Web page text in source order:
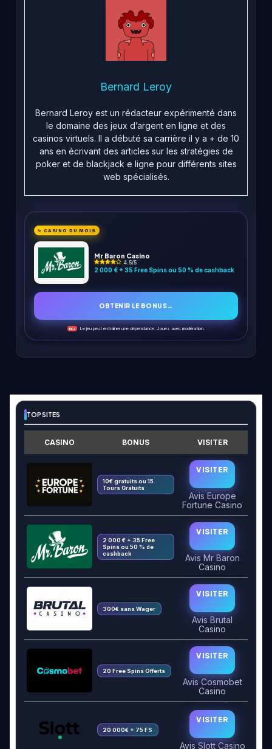
Bernard Leroy
Bernard Leroy est un rédacteur expérimenté dans
le domaine des jeux d’argent en ligne et des
casinos virtuels. Il a débuté sa carrière il y a + de 10
ans en écrivant des articles sur les stratégies de
poker et de blackjack e ligne pour différents sites
web spécialisés.
✨ CASINO DU MOIS
Mr Baron Casino
4.5/5
2 000 € + 35 Free Spins ou 50 % de cashback
OBTENIR LE BONUS→
18+ Le jeu peut entraîner une dépendance. Jouez avec modération.
TOP SITES
CASINO BONUS VISITER
10€ gratuits ou 15
Tours Gratuits
VISITER
Avis Europe
Fortune Casino
2 000 € + 35 Free
Spins ou 50 % de
cashback
VISITER
Avis Mr Baron
Casino
300€ sans Wager
VISITER
Avis Brutal
Casino
20 Free Spins Offerts
VISITER
Avis Cosmobet
Casino
20 000€ + 75 FS
VISITER
Avis Slott Casino